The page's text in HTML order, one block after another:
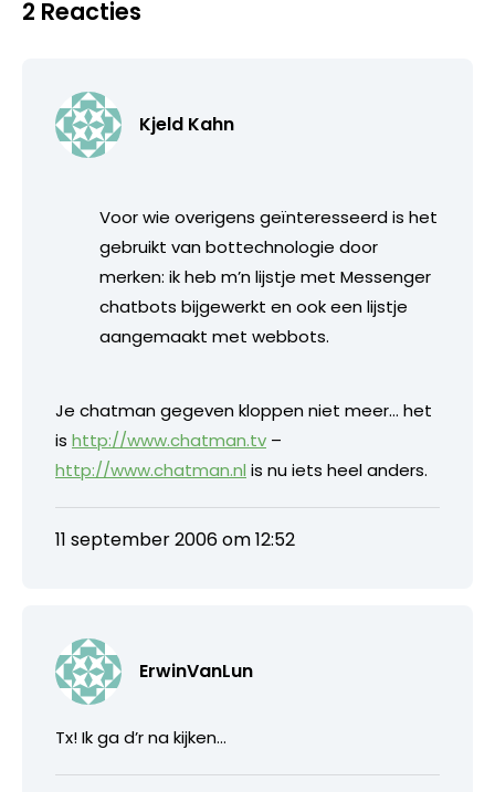
2 Reacties
Kjeld Kahn
Voor wie overigens geïnteresseerd is het
gebruikt van bottechnologie door
merken: ik heb m’n lijstje met Messenger
chatbots bijgewerkt en ook een lijstje
aangemaakt met webbots.
Je chatman gegeven kloppen niet meer… het
is http://www.chatman.tv –
http://www.chatman.nl is nu iets heel anders.
11 september 2006 om 12:52
ErwinVanLun
Tx! Ik ga d’r na kijken…